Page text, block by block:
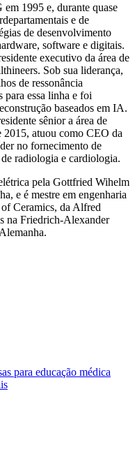
1995 e, durante quase
e de
de desenvolvimento
software e digitais.
executivo da área de
Sob sua liderança,
de ressonância
para essa linha e foi
baseados em IA.
sênior a área de
2015, atuou como CEO da
no fornecimento de
radiologia e cardiologia.
pela Gottfried Wihelm
e é mestre em engenharia
Ceramics, da Alfred
na Friedrich-Alexander
para educação médica